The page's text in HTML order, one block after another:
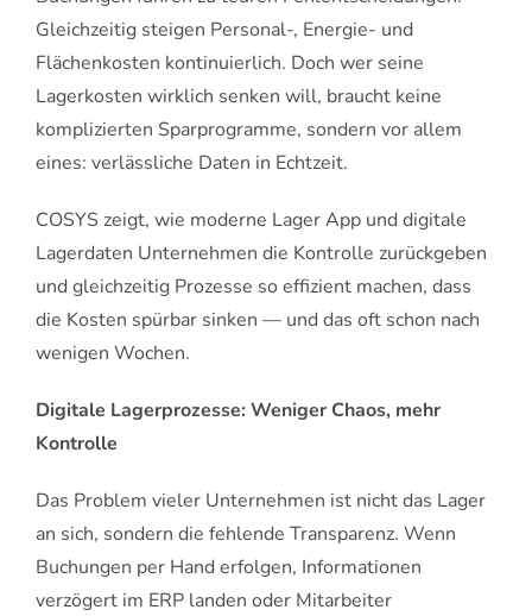
Gleichzeitig steigen Personal-, Energie- und
Flächenkosten kontinuierlich. Doch wer seine
Lagerkosten wirklich senken will, braucht keine
komplizierten Sparprogramme, sondern vor allem
eines: verlässliche Daten in Echtzeit.
COSYS zeigt, wie moderne Lager App und digitale
Lagerdaten Unternehmen die Kontrolle zurückgeben
und gleichzeitig Prozesse so effizient machen, dass
die Kosten spürbar sinken — und das oft schon nach
wenigen Wochen.
Digitale Lagerprozesse: Weniger Chaos, mehr
Kontrolle
Das Problem vieler Unternehmen ist nicht das Lager
an sich, sondern die fehlende Transparenz. Wenn
Buchungen per Hand erfolgen, Informationen
verzögert im ERP landen oder Mitarbeiter